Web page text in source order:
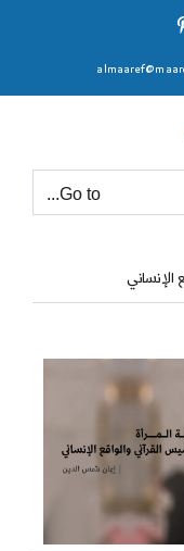
Go to...
الإنساني